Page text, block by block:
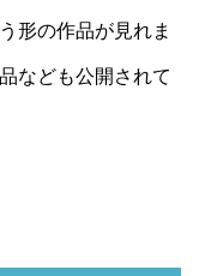
形の作品が見れま
なども公開されて